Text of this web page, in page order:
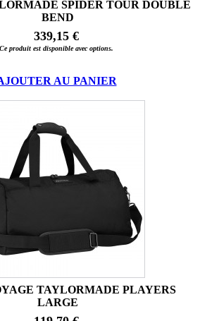
SPIDER TOUR DOUBLE
BEND
339,15 €
Ce produit est disponible avec options.
AU PANIER
TAYLORMADE PLAYERS
LARGE